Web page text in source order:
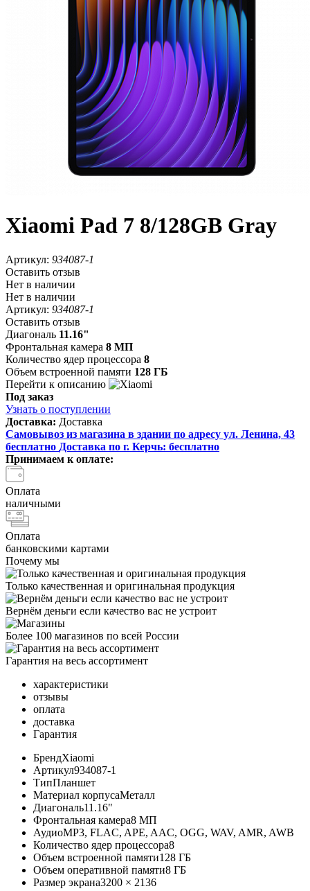
Xiaomi Pad 7 8/128GB Gray
Артикул: 934087-1
Оставить отзыв
Нет в наличии
Нет в наличии
Артикул: 934087-1
Оставить отзыв
Диагональ 11.16"
Фронтальная камера 8 МП
Количество ядер процессора 8
Объем встроенной памяти 128 ГБ
Перейти к описанию
Под заказ
Узнать о поступлении
Доставка: Доставка
Самовывоз из магазина в здании по адресу ул. Ленина, 43
бесплатно Доставка по г. Керчь: бесплатно
Принимаем к оплате:
Оплата
наличными
Оплата
банковскими картами
Почему мы
Только качественная и оригинальная продукция
Вернём деньги если качество вас не устроит
Более 100 магазинов по всей России
Гарантия на весь ассортимент
характеристики
отзывы
оплата
доставка
Гарантия
БрендXiaomi
Артикул934087-1
ТипПланшет
Материал корпусаМеталл
Диагональ11.16"
Фронтальная камера8 МП
АудиоMP3, FLAC, APE, AAC, OGG, WAV, AMR, AWB
Количество ядер процессора8
Объем встроенной памяти128 ГБ
Объем оперативной памяти8 ГБ
Размер экрана3200 × 2136